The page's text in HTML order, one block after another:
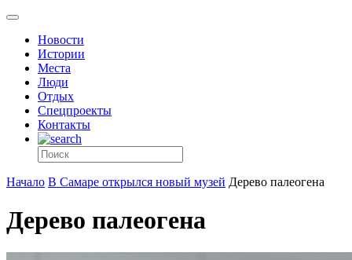
Новости
Истории
Места
Люди
Отдых
Спецпроекты
Контакты
Начало В Самаре открылся новый музей Дерево палеогена
Дерево палеогена